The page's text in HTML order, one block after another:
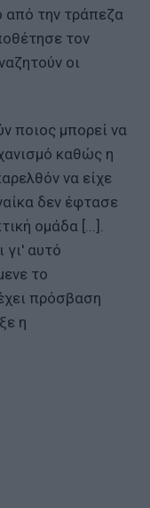
από την τράπεζα
τον
οι
ποιος μπορεί να
καθώς η
να είχε
δεν έφτασε
ομάδα [...].
γι' αυτό
το
πρόσβαση
η